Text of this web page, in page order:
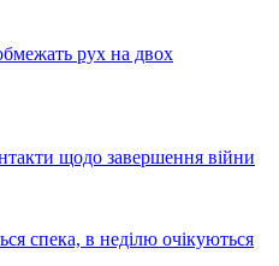
рух на двох
щодо завершення війни
спека, в неділю очікуються